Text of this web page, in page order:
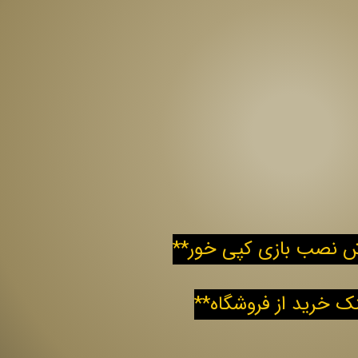
نصب بازی کپی خور**
خرید از فروشگاه**